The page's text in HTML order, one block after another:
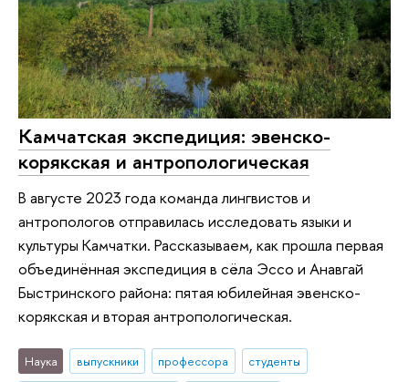
Камчатская экспедиция: эвенско-
корякская и антропологическая
В августе 2023 года команда лингвистов и
антропологов отправилась исследовать языки и
культуры Камчатки. Рассказываем, как прошла первая
объединённая экспедиция в сёла Эссо и Анавгай
Быстринского района: пятая юбилейная эвенско-
корякская и вторая антропологическая.
Наука выпускники профессора
студенты